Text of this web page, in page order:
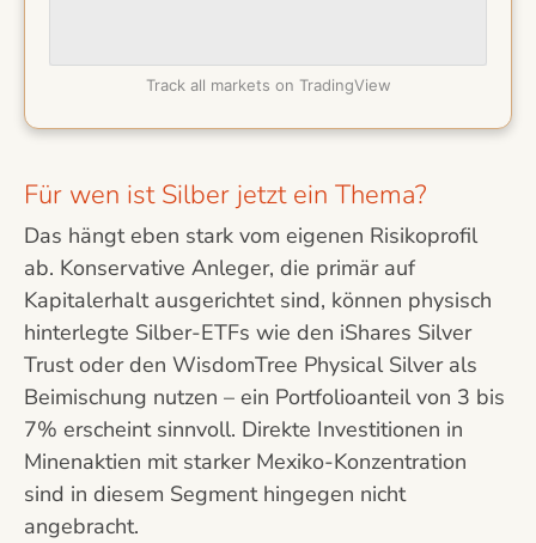
Track all markets on TradingView
Für wen ist Silber jetzt ein Thema?
Das hängt eben stark vom eigenen Risikoprofil
ab. Konservative Anleger, die primär auf
Kapitalerhalt ausgerichtet sind, können physisch
hinterlegte Silber-ETFs wie den iShares Silver
Trust oder den WisdomTree Physical Silver als
Beimischung nutzen – ein Portfolioanteil von 3 bis
7% erscheint sinnvoll. Direkte Investitionen in
Minenaktien mit starker Mexiko-Konzentration
sind in diesem Segment hingegen nicht
angebracht.